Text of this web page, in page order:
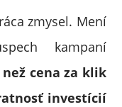
zmysel. Mení
kampaní
cena za klik
investícií